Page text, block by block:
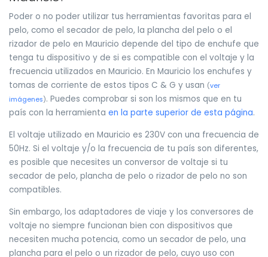
Poder o no poder utilizar tus herramientas favoritas para el
pelo, como el secador de pelo, la plancha del pelo o el
rizador de pelo en Mauricio depende del tipo de enchufe que
tenga tu dispositivo y de si es compatible con el voltaje y la
frecuencia utilizados en Mauricio. En Mauricio los enchufes y
tomas de corriente de estos tipos C & G y usan (ver
imágenes). Puedes comprobar si son los mismos que en tu
país con la herramienta en la parte superior de esta página.
El voltaje utilizado en Mauricio es 230V con una frecuencia de
50Hz. Si el voltaje y/o la frecuencia de tu país son diferentes,
es posible que necesites un conversor de voltaje si tu
secador de pelo, plancha de pelo o rizador de pelo no son
compatibles.
Sin embargo, los adaptadores de viaje y los conversores de
voltaje no siempre funcionan bien con dispositivos que
necesiten mucha potencia, como un secador de pelo, una
plancha para el pelo o un rizador de pelo, cuyo uso con